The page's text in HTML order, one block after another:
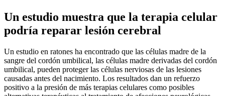
Un estudio muestra que la terapia celular
podría reparar lesión cerebral
Un estudio en ratones ha encontrado que las células madre de la
sangre del cordón umbilical, las células madre derivadas del cordón
umbilical, pueden proteger las células nerviosas de las lesiones
causadas antes del nacimiento. Los resultados dan un refuerzo
positivo a la presión de más terapias celulares como posibles